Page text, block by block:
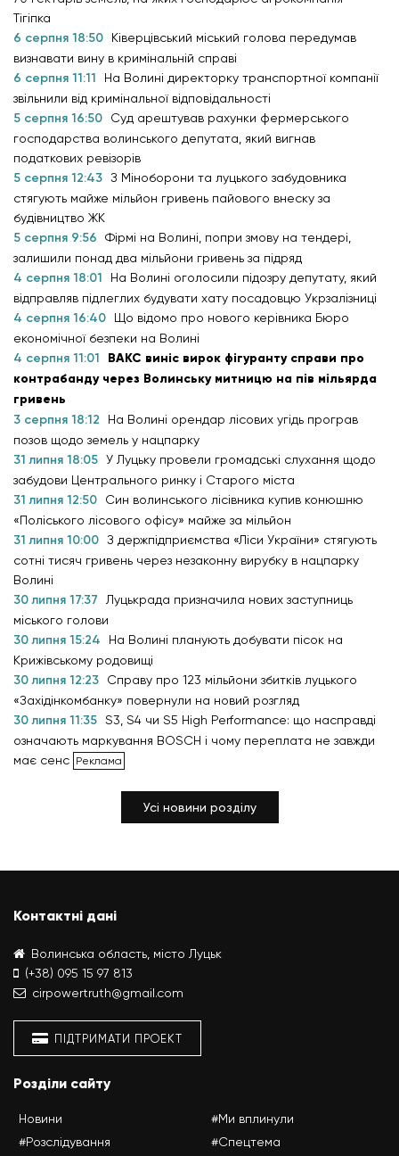
Тігіпка
6 серпня 18:50
Ківерцівський міський голова передумав
визнавати вину в кримінальній справі
6 серпня 11:11
На Волині директорку транспортної компанії
звільнили від кримінальної відповідальності
5 серпня 16:50
Суд арештував рахунки фермерського
господарства волинського депутата, який вигнав
податкових ревізорів
5 серпня 12:43 З Міноборони та луцького забудовника
стягують майже мільйон гривень пайового внеску за
будівництво ЖК
5 серпня 9:56
Фірмі на Волині, попри змову на тендері,
залишили понад два мільйони гривень за підряд
4 серпня 18:01
На Волині оголосили підозру депутату, який
відправляв підлеглих будувати хату посадовцю Укрзалізниці
4 серпня 16:40
Що відомо про нового керівника Бюро
економічної безпеки на Волині
4 серпня 11:01
ВАКС виніс вирок фігуранту справи про
контрабанду через Волинську митницю на пів мільярда
гривень
3 серпня 18:12
На Волині орендар лісових угідь програв
позов щодо земель у нацпарку
31 липня 18:05 У Луцьку провели громадські слухання щодо
забудови Центрального ринку і Старого міста
31 липня 12:50
Син волинського лісівника купив конюшню
«Поліського лісового офісу» майже за мільйон
31 липня 10:00 З держпідприємства «Ліси України» стягують
сотні тисяч гривень через незаконну вирубку в нацпарку
Волині
30 липня 17:37
Луцькрада призначила нових заступниць
міського голови
30 липня 15:24
На Волині планують добувати пісок на
Крижівському родовищі
30 липня 12:23
Справу про 123 мільйони збитків луцького
«Західінкомбанку» повернули на новий розгляд
30 липня 11:35 S3, S4 чи S5 High Performance: що насправді
означають маркування BOSCH і чому переплата не завжди
має сенс
Усі новини розділу
Контактні дані
Волинська область, місто Луцьк
(+38) 095 15 97 813
cirpowertruth@gmail.com
ПІДТРИМАТИ ПРОЕКТ
Розділи сайту
Новини
#Розслідування
#Ми вплинули
#Спецтема